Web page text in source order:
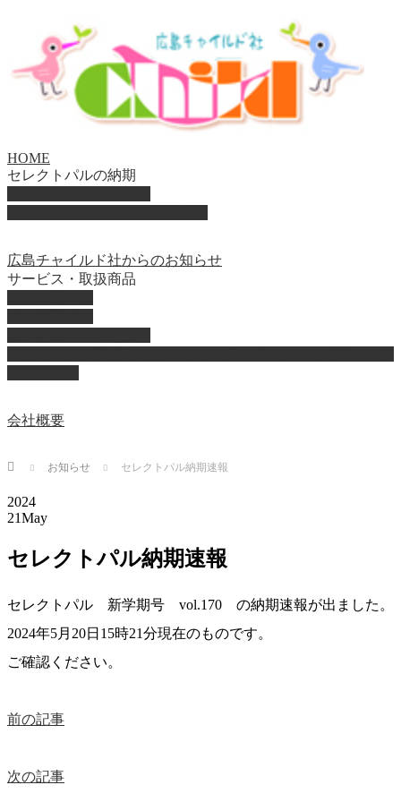
HOME
セレクトパルの納期
広島チャイルド社からのお知らせ
サービス・取扱商品
会社概要
Home お知らせ セレクトパル納期速報
2024
21May
セレクトパル納期速報
セレクトパル 新学期号 vol.170 の納期速報が出ました。
2024年5月20日15時21分現在のものです。
ご確認ください。
前の記事
次の記事